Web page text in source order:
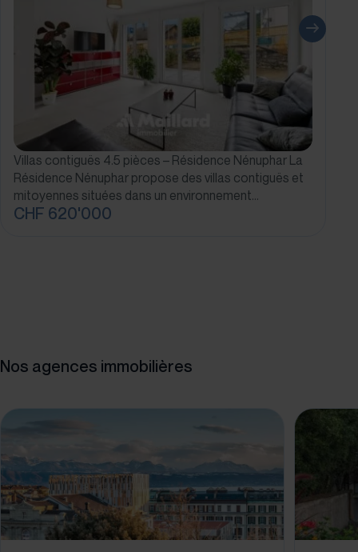
Villas contiguës 4.5 pièces – Résidence Nénuphar La
Résidence Nénuphar propose des villas contiguës et
mitoyennes situées dans un environnement…
CHF 620'000
Nos agences immobilières